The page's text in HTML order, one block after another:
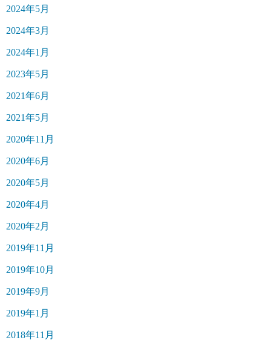
2024年5月
2024年3月
2024年1月
2023年5月
2021年6月
2021年5月
2020年11月
2020年6月
2020年5月
2020年4月
2020年2月
2019年11月
2019年10月
2019年9月
2019年1月
2018年11月